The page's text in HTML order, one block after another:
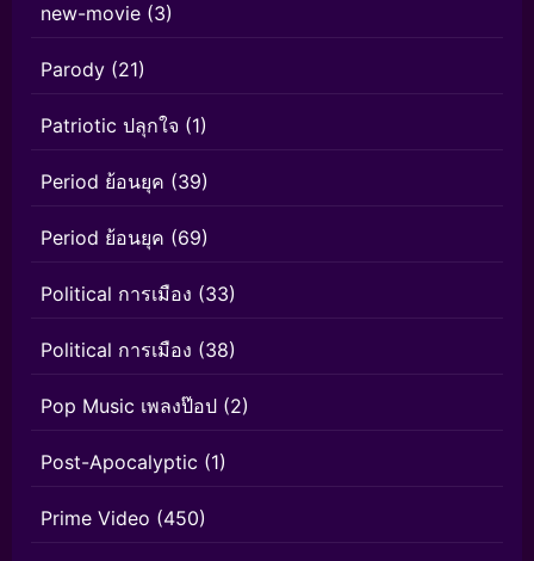
new-movie (3)
Parody (21)
Patriotic ปลุกใจ (1)
Period ย้อนยุค (39)
Period ย้อนยุค (69)
Political การเมือง (33)
Political การเมือง (38)
Pop Music เพลงป๊อป (2)
Post-Apocalyptic (1)
Prime Video (450)